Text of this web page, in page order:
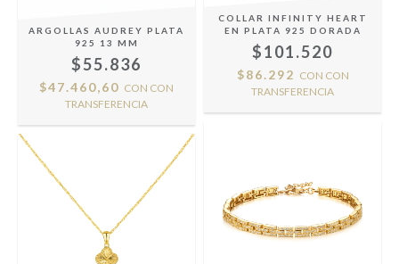
ARGOLLAS AUDREY PLATA
925 13 MM
$55.836
$47.460,60 CON CON
TRANSFERENCIA
COLLAR INFINITY HEART
EN PLATA 925 DORADA
$101.520
$86.292 CON CON
TRANSFERENCIA